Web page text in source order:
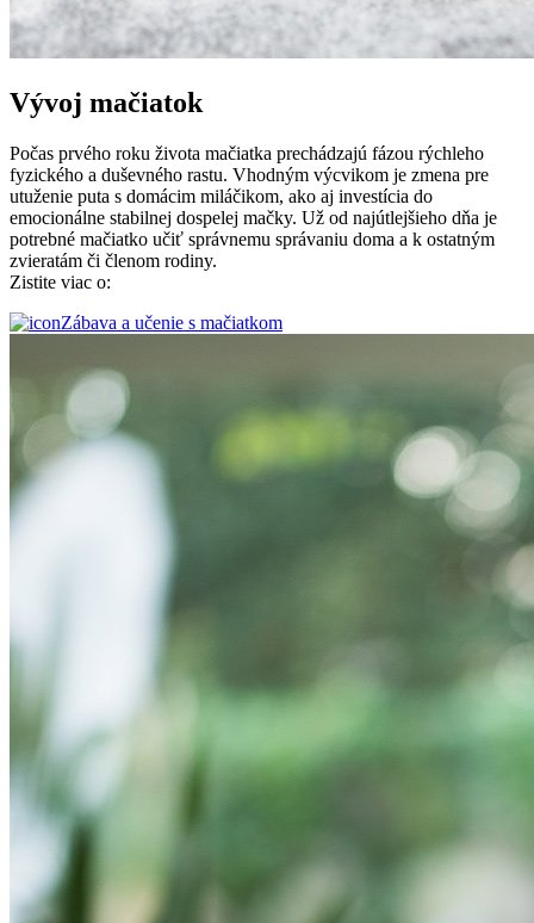
Vývoj mačiatok
Počas prvého roku života mačiatka prechádzajú fázou rýchleho
fyzického a duševného rastu. Vhodným výcvikom je zmena pre
utuženie puta s domácim miláčikom, ako aj investícia do
emocionálne stabilnej dospelej mačky. Už od najútlejšieho dňa je
potrebné mačiatko učiť správnemu správaniu doma a k ostatným
zvieratám či členom rodiny.
Zistite viac o:
Zábava a učenie s mačiatkom